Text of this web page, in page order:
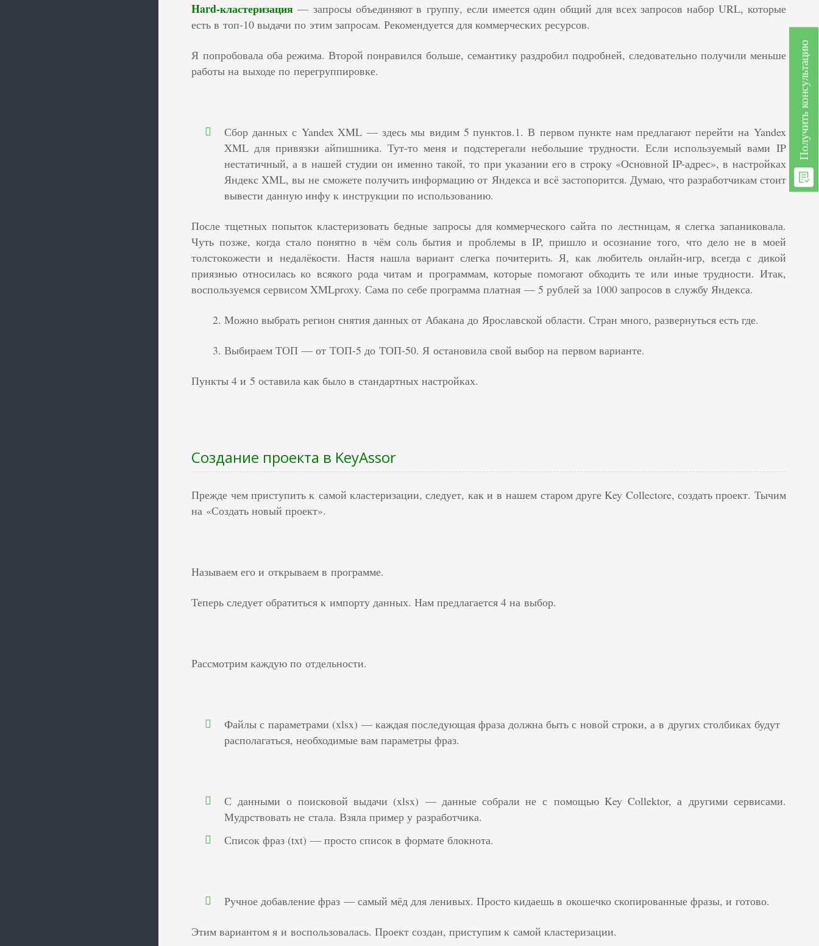
Hard-кластеризация — запросы объединяют в группу, если имеется один общий для всех запросов набор URL, которые
есть в топ-10 выдачи по этим запросам. Рекомендуется для коммерческих ресурсов.
Я попробовала оба режима. Второй понравился больше, семантику раздробил подробней, следовательно получили меньше
работы на выходе по перегруппировке.
Сбор данных с Yandex XML — здесь мы видим 5 пунктов.1. В первом пункте нам предлагают перейти на Yandex
XML для привязки айпишника. Тут-то меня и подстерегали небольшие трудности. Если используемый вами IP
нестатичный, а в нашей студии он именно такой, то при указании его в строку «Основной IP-адрес», в настройках
Яндекс XML, вы не сможете получить информацию от Яндекса и всё застопорится. Думаю, что разработчикам стоит
вывести данную инфу к инструкции по использованию.
После тщетных попыток кластеризовать бедные запросы для коммерческого сайта по лестницам, я слегка запаниковала.
Чуть позже, когда стало понятно в чём соль бытия и проблемы в IP, пришло и осознание того, что дело не в моей
толстокожести и недалёкости. Настя нашла вариант слегка почитерить. Я, как любитель онлайн-игр, всегда с дикой
приязнью относилась ко всякого рода читам и программам, которые помогают обходить те или иные трудности. Итак,
воспользуемся сервисом XMLproxy. Сама по себе программа платная — 5 рублей за 1000 запросов в службу Яндекса.
Можно выбрать регион снятия данных от Абакана до Ярославской области. Стран много, развернуться есть где.
Выбираем ТОП — от ТОП-5 до ТОП-50. Я остановила свой выбор на первом варианте.
Пункты 4 и 5 оставила как было в стандартных настройках.
Создание проекта в KeyAssor
Прежде чем приступить к самой кластеризации, следует, как и в нашем старом друге Key Collectore, создать проект. Тычим
на «Создать новый проект».
Называем его и открываем в программе.
Теперь следует обратиться к импорту данных. Нам предлагается 4 на выбор.
Рассмотрим каждую по отдельности.
Файлы с параметрами (xlsx) — каждая последующая фраза должна быть с новой строки, а в других столбиках будут
располагаться, необходимые вам параметры фраз.
С данными о поисковой выдачи (xlsx) — данные собрали не с помощью Key Collektor, а другими сервисами.
Мудрствовать не стала. Взяла пример у разработчика.
Список фраз (txt) — просто список в формате блокнота.
Ручное добавление фраз — самый мёд для ленивых. Просто кидаешь в окошечко скопированные фразы, и готово.
Этим вариантом я и воспользовалась. Проект создан, приступим к самой кластеризации.
Получить консультацию